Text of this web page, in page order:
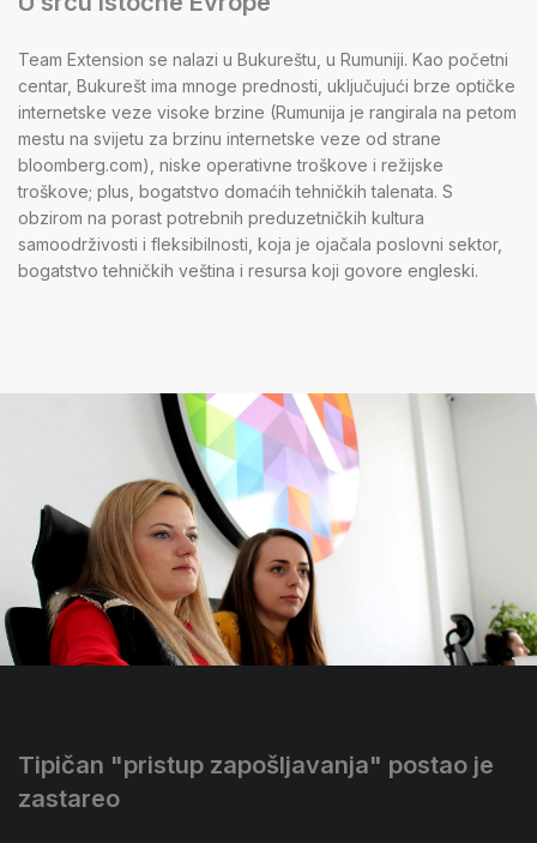
Team Extension se nalazi u Bukureštu, u Rumuniji. Kao početni
centar, Bukurešt ima mnoge prednosti, uključujući brze optičke
internetske veze visoke brzine (Rumunija je rangirala na petom
mestu na svijetu za brzinu internetske veze od strane
bloomberg.com), niske operativne troškove i režijske
troškove; plus, bogatstvo domaćih tehničkih talenata. S
obzirom na porast potrebnih preduzetničkih kultura
samoodrživosti i fleksibilnosti, koja je ojačala poslovni sektor,
bogatstvo tehničkih veština i resursa koji govore engleski.
Tipičan "pristup zapošljavanja" postao je
zastareo